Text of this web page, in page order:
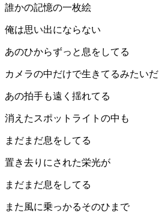
誰かの記憶の一枚絵
俺は思い出にならない
あのひからずっと息をしてる
カメラの中だけで生きてるみたいだ
あの拍手も遠く揺れてる
消えたスポットライトの中も
まだまだ息をしてる
置き去りにされた栄光が
まだまだ息をしてる
また風に乗っかるそのひまで